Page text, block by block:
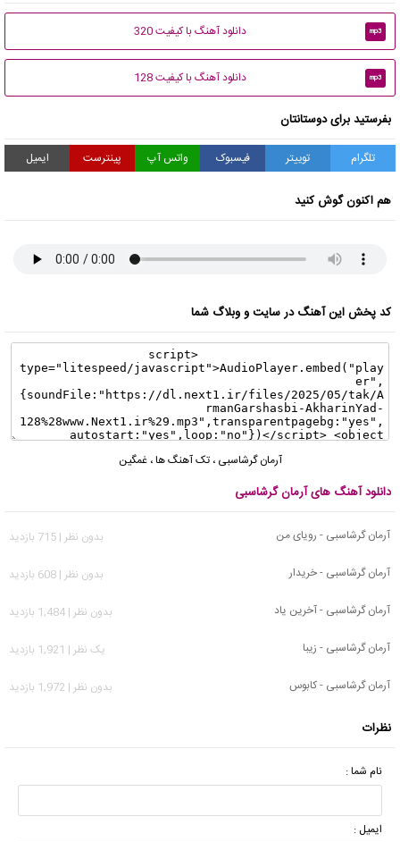
mp3 دانلود آهنگ با کیفیت 320
mp3 دانلود آهنگ با کیفیت 128
بفرستید برای دوستانتان
تلگرام توییتر فیسبوک واتس آپ پینترست ایمیل
هم اکنون گوش کنید
کد پخش این آهنگ در سایت و وبلاگ شما
آرمان گرشاسبی ،تک آهنگ ها،غمگین
دانلود آهنگ های آرمان گرشاسبی
آرمان گرشاسبی - رویای من
بدون نظر | 715 بازدید
آرمان گرشاسبی - خریدار
بدون نظر | 608 بازدید
آرمان گرشاسبی - آخرین یاد
بدون نظر | 1,484 بازدید
آرمان گرشاسبی - زیبا
يک نظر | 1,921 بازدید
آرمان گرشاسبی - کابوس
بدون نظر | 1,972 بازدید
نظرات
نام شما :
ایمیل :